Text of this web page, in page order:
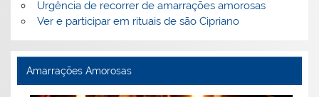
Urgência de recorrer de amarrações amorosas
Ver e participar em rituais de são Cipriano
Amarrações Amorosas